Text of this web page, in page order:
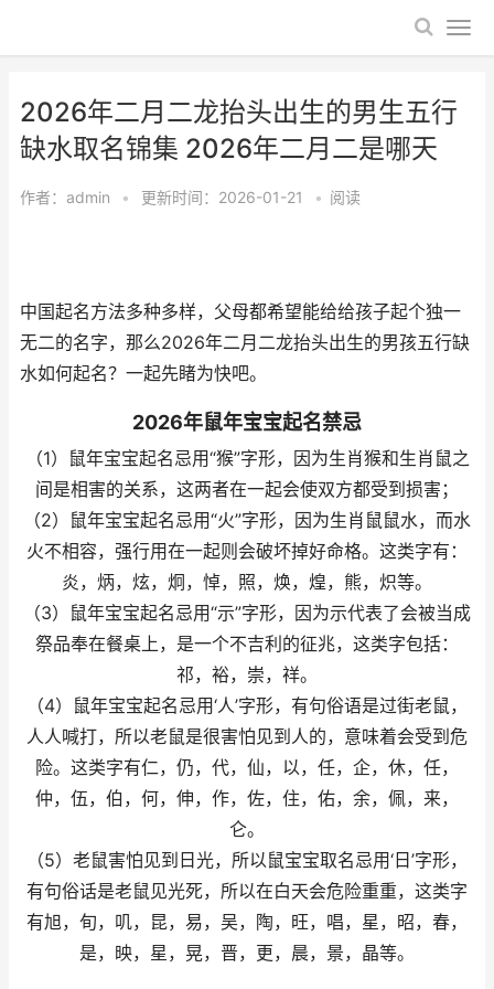
2026年二月二龙抬头出生的男生五行
缺水取名锦集 2026年二月二是哪天
作者： admin • 更新时间：2026-01-21 • 阅读
中国起名方法多种多样，父母都希望能给给孩子起个独一
无二的名字，那么2026年二月二龙抬头出生的男孩五行缺
水如何起名？一起先睹为快吧。
2026年鼠年宝宝起名禁忌
（1）鼠年宝宝起名忌用“猴”字形，因为生肖猴和生肖鼠之
间是相害的关系，这两者在一起会使双方都受到损害；
（2）鼠年宝宝起名忌用“火”字形，因为生肖鼠鼠水，而水
火不相容，强行用在一起则会破坏掉好命格。这类字有：
炎，炳，炫，炯，悼，照，焕，煌，熊，炽等。
（3）鼠年宝宝起名忌用“示”字形，因为示代表了会被当成
祭品奉在餐桌上，是一个不吉利的征兆，这类字包括：
祁，裕，崇，祥。
（4）鼠年宝宝起名忌用‘人’字形，有句俗语是过街老鼠，
人人喊打，所以老鼠是很害怕见到人的，意味着会受到危
险。这类字有仁，仍，代，仙，以，任，企，休，任，
仲，伍，伯，何，伸，作，佐，住，佑，余，佩，来，
仑。
（5）老鼠害怕见到日光，所以鼠宝宝取名忌用‘日’字形，
有句俗话是老鼠见光死，所以在白天会危险重重，这类字
有旭，旬，叽，昆，易，吴，陶，旺，唱，星，昭，春，
是，映，星，晃，晋，更，晨，景，晶等。